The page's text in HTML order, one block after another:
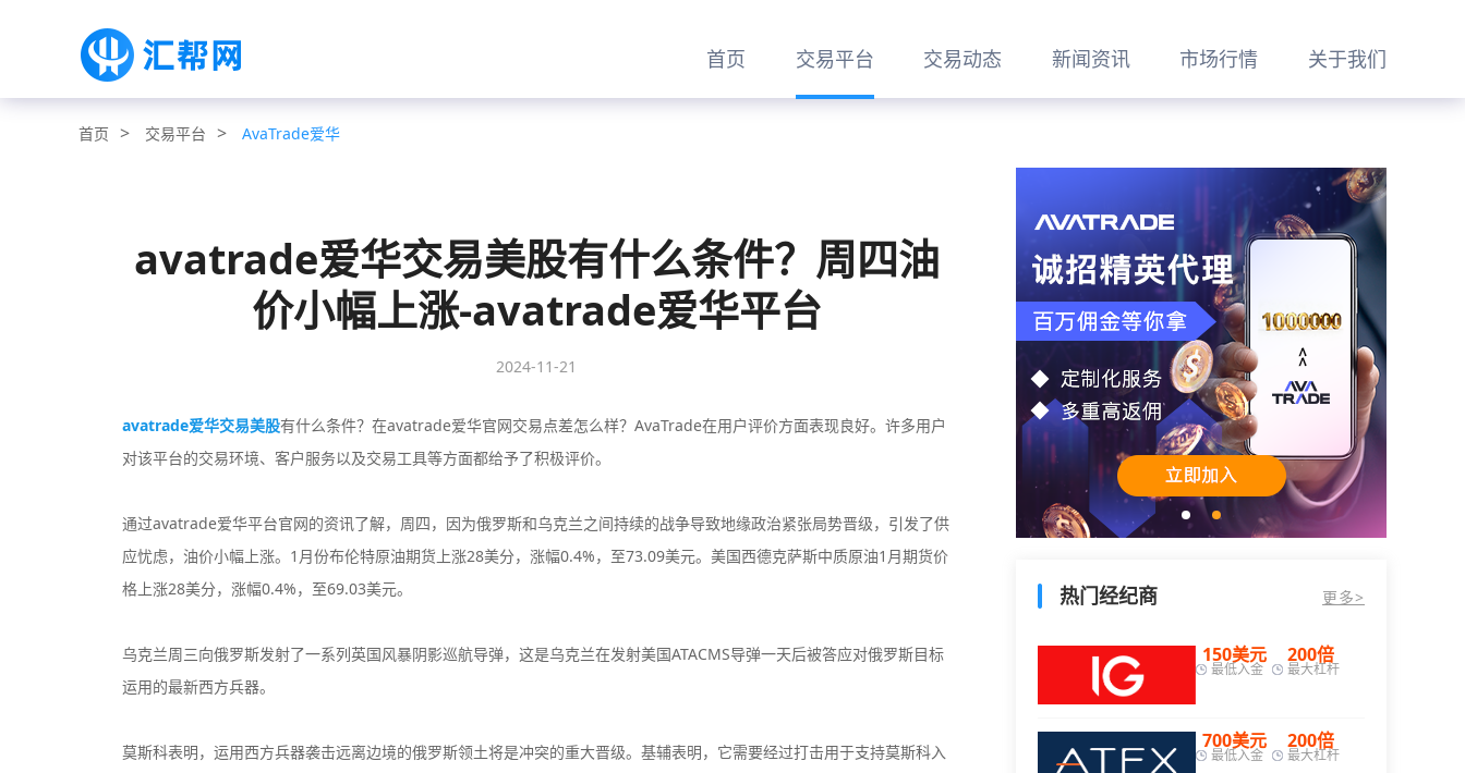
首页 交易平台 交易动态 新闻资讯 市场行情 关于我们
首页 > 交易平台 > AvaTrade爱华
avatrade爱华交易美股有什么条件？周四油
价小幅上涨-avatrade爱华平台
2024-11-21
avatrade爱华交易美股有什么条件？在avatrade爱华官网交易点差怎么样？AvaTrade在用户评价方面表现良好。许多用户
对该平台的交易环境、客户服务以及交易工具等方面都给予了积极评价。
通过avatrade爱华平台官网的资讯了解，周四，因为俄罗斯和乌克兰之间持续的战争导致地缘政治紧张局势晋级，引发了供
应忧虑，油价小幅上涨。1月份布伦特原油期货上涨28美分，涨幅0.4%，至73.09美元。美国西德克萨斯中质原油1月期货价
格上涨28美分，涨幅0.4%，至69.03美元。
乌克兰周三向俄罗斯发射了一系列英国风暴阴影巡航导弹，这是乌克兰在发射美国ATACMS导弹一天后被答应对俄罗斯目标
运用的最新西方兵器。
莫斯科表明，运用西方兵器袭击远离边境的俄罗斯领土将是冲突的重大晋级。基辅表明，它需要经过打击用于支持莫斯科入
热门经纪商 更多>
200美元 200倍
25美元
最低入金
400倍
最大杠杆
100美元 400倍
50美元
最低入金
200倍
最大杠杆
150美元
700美元
最低入金
200美元
最低入金 最大杠杆
25美元
最低入金 最大杠杆